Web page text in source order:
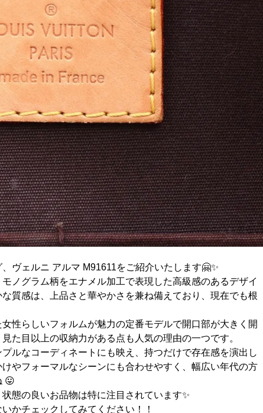
ヴェルニ アルマ M91611をご紹介いたします🤗✨
ノグラム柄をエナメル加工で表現した高級感のあるデザイ
質感は、上品さと華やかさを兼ね備えており、現在でも根
性らしいフォルムが魅力の定番モデルで開口部が大きく開
た目以上の収納力がある点も人気の理由の一つです。
ルなコーディネートにも映え、持つだけで存在感を演出し
やフォーマルなシーンにも合わせやすく、幅広い年代の方
😛
態の良いお品物は特に注目されています✨
かチェックしてみてください！！